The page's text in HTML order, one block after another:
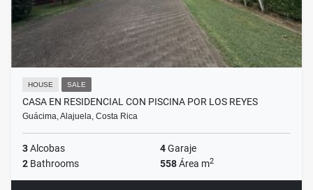
HOUSE SALE
CASA EN RESIDENCIAL CON PISCINA POR LOS REYES
Guácima, Alajuela, Costa Rica
3Alcobas 4Garaje
2 Bathrooms 558Área m2